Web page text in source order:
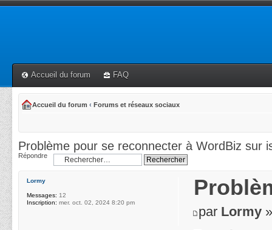
Accueil du forum FAQ
Accueil du forum ‹ Forums et réseaux sociaux
Problème pour se reconnecter à WordBiz sur
Répondre
par Lormy
Lormy
Messages: 12
Inscription: mer. oct. 02, 2024 8:20 pm